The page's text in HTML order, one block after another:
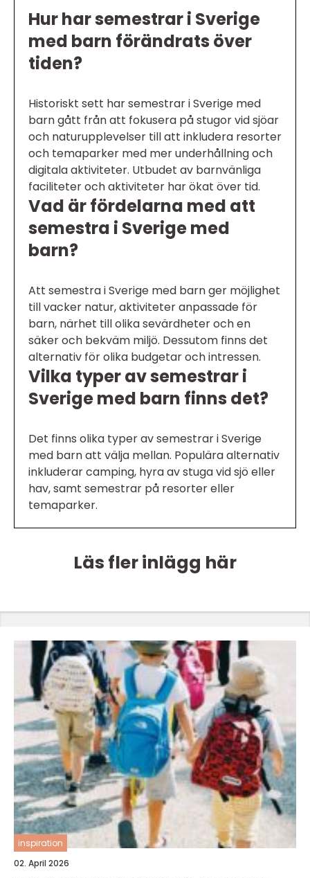
Hur har semestrar i Sverige
med barn förändrats över
tiden?
Historiskt sett har semestrar i Sverige med
barn gått från att fokusera på stugor vid sjöar
och naturupplevelser till att inkludera resorter
och temaparker med mer underhållning och
digitala aktiviteter. Utbudet av barnvänliga
faciliteter och aktiviteter har ökat över tid.
Vad är fördelarna med att
semestra i Sverige med
barn?
Att semestra i Sverige med barn ger möjlighet
till vacker natur, aktiviteter anpassade för
barn, närhet till olika sevärdheter och en
säker och bekväm miljö. Dessutom finns det
alternativ för olika budgetar och intressen.
Vilka typer av semestrar i
Sverige med barn finns det?
Det finns olika typer av semestrar i Sverige
med barn att välja mellan. Populära alternativ
inkluderar camping, hyra av stuga vid sjö eller
hav, samt semestrar på resorter eller
temaparker.
Läs fler inlägg här
inspiration
02. April 2026